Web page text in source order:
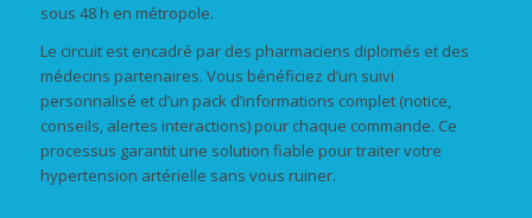
sous 48 h en métropole.
Le circuit est encadré par des pharmaciens diplomés et des
médecins partenaires. Vous bénéficiez d’un suivi
personnalisé et d’un pack d’informations complet (notice,
conseils, alertes interactions) pour chaque commande. Ce
processus garantit une solution fiable pour traiter votre
hypertension artérielle sans vous ruiner.